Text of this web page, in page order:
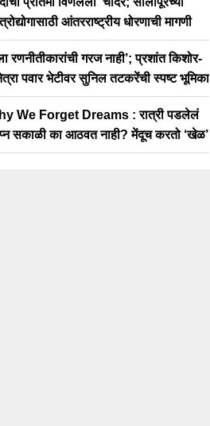
आंतरराष्ट्रीय धोरणाची मागणी
रणनीतीकारांची गरज नाही’; प्रशांत किशोर-
पवार भेटीवर सुनिल तटकरेंची स्पष्ट भूमिका
We Forget Dreams : रात्री पडलेलं
सकाळी का आठवत नाही? मेंदूच करतो ‘खेळ’